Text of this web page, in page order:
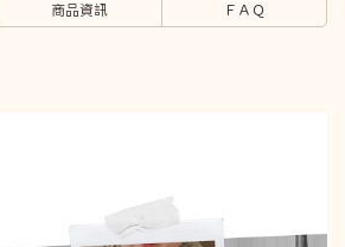
商品資訊 ＦＡＱ